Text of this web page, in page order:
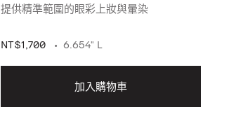
提供精準範圍的眼彩上妝與暈染
NT$1,700 6.654" L
加入購物車